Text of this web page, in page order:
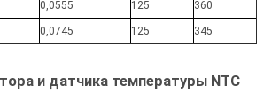
0,0555 125
360
0,0745 125 345
и датчика температуры NTC